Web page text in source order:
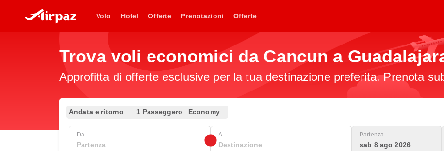
Volo Hotel Offerte Prenotazioni Offerte
Trova voli economici da Cancun a
Approfitta di offerte esclusive per la tua destinazione preferita. Prenota
Andata e ritorno 1 Passeggero Economy
Da A Partenza
sab 8 ago 2026